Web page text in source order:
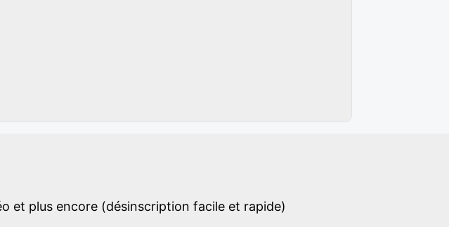
et plus encore (désinscription facile et rapide)